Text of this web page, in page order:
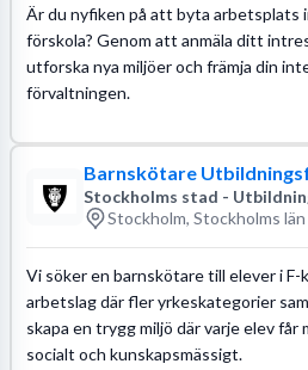
Är du nyfiken på att byta arbetsplats
förskola? Genom att anmäla ditt
utforska nya miljöer och främja din
förvaltningen.
Barnskötare
Stockholms stad -
Stockholm, Stockholms län
Vi söker en barnskötare till elever i
arbetslag där fler yrkeskategorier
skapa en trygg miljö där varje elev
socialt och kunskapsmässigt.